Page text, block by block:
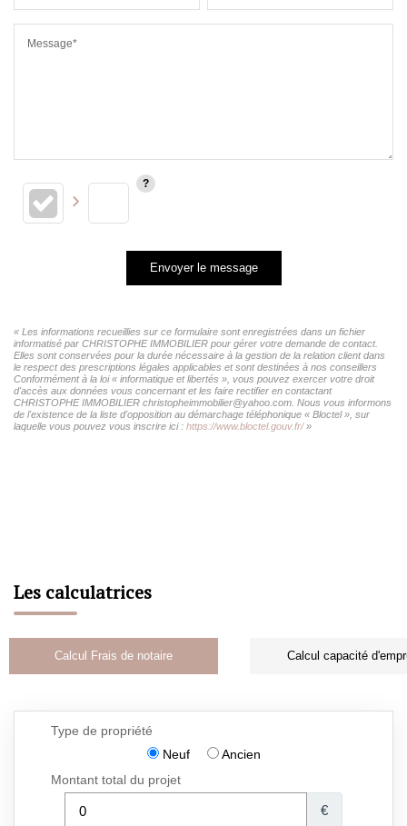
Message*
Envoyer le message
« Les informations recueillies sur ce formulaire sont enregistrées dans un fichier
informatisé par CHRISTOPHE IMMOBILIER pour gérer votre demande de contact.
Elles sont conservées pour la durée nécessaire à la gestion de la relation client dans
le respect des prescriptions légales applicables et sont destinées à nos conseillers
Conformément à la loi « informatique et libertés », vous pouvez exercer votre droit
d'accès aux données vous concernant et les faire rectifier en contactant
CHRISTOPHE IMMOBILIER christopheimmobilier@yahoo.com. Nous vous informons
de l'existence de la liste d'opposition au démarchage téléphonique « Bloctel », sur
laquelle vous pouvez vous inscrire ici : https://www.bloctel.gouv.fr/»
Les calculatrices
Calcul Frais de notaire Calcul capacité